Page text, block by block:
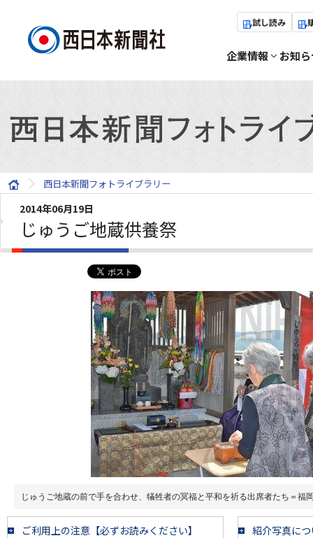
試し読み
企業情報 お知
西日本新聞フォトライブラリー
2014年06月19日
じゅうご地蔵供養祭
じゅうご地蔵の前で手を合わせ、犠牲者の冥福と平和を祈る出席者たち＝福
ご利用上の注意【必ずお読みください】 紹介写真に